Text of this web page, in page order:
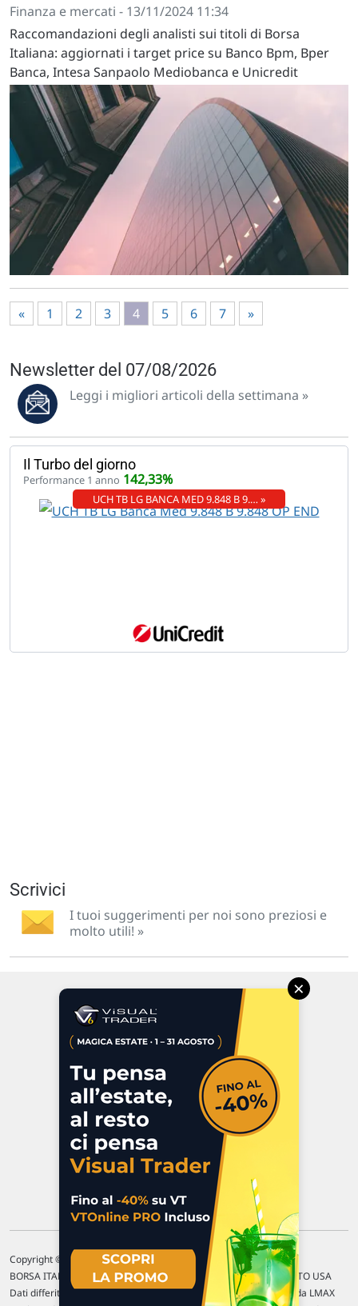
Finanza e mercati - 13/11/2024 11:34
Raccomandazioni degli analisti sui titoli di Borsa
Italiana: aggiornati i target price su Banco Bpm, Bper
Banca, Intesa Sanpaolo Mediobanca e Unicredit
« 1 2 3 4 5 6 7 »
Newsletter del 07/08/2026
Leggi i migliori articoli della settimana »
Il Turbo del giorno
Performance 1 anno 142,33%
UCH TB LG BANCA MED 9.848 B 9.… »
Scrivici
I tuoi suggerimenti per noi sono preziosi e
molto utili! »
47923 Rimini
P.IVA 02 452 460 401
Chi siamo
Commenti e segnalazioni
Contattaci
Copyright © 1996-2026 Traderlink Italia s.r.l.
BORSA ITALIANA Quotazioni di borsa differite di 15 min. / MERCATO USA
Dati differiti di 15 min. (fonte Intrinio) / FOREX Quotazioni fornite da LMAX
×